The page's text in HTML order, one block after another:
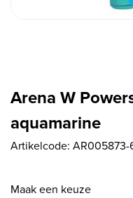
Arena W
aquamarine
Artikelcode: AR005873-
Maak een keuze